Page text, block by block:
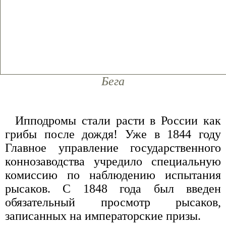
Бега
Ипподромы стали расти в России как
грибы после дождя! Уже в 1844 году
Главное управление государственного
коннозаводства учредило специальную
комиссию по наблюдению испытания
рысаков. С 1848 года был введен
обязательный просмотр рысаков,
записанных на императорские призы.